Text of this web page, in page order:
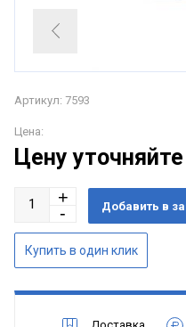
Артикул: 7593
Цена:
Цену уточняйте